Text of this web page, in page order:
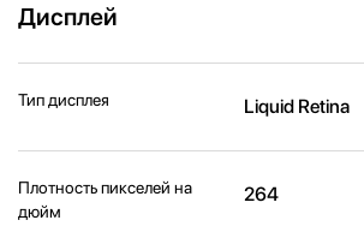
Дисплей
Тип дисплея Liquid Retina
Плотность пикселей на
дюйм
264